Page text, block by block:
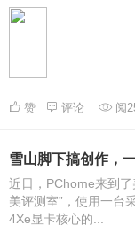
赞 评论 阅
雪山脚下搞创作，
近日，PChome来到
美评测室”，使用一台
4Xe显卡核心的...